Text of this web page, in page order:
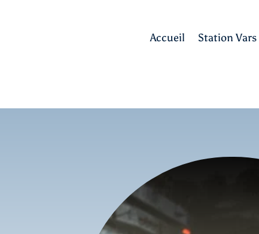
Accueil Station Vars